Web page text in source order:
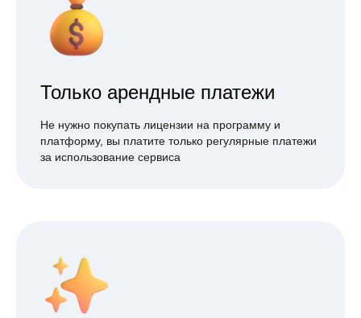
Только арендные платежи
Не нужно покупать лицензии на программу и
платформу, вы платите только регулярные платежи
за использование сервиса